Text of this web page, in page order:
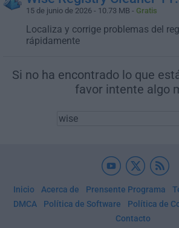
15 de junio de 2026 - 10.73 MB - Gratis
Localiza y corrige problemas del
rápidamente
Si no ha encontrado lo que
favor intente algo
Inicio Acerca de Prensente Programa
DMCA
Política de Software Política de
Contacto